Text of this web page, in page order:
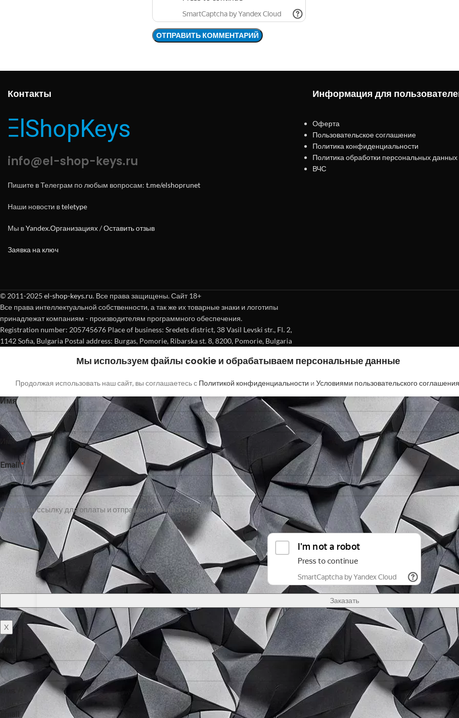
Контакты
info@el-shop-keys.ru
Пишите в Телеграм по любым вопросам: t.me/elshoprunet
Наши новости вteletype
Мы вYandex.Организациях/Оставить отзыв
Заявка на ключ
Информация для
Оферта
Пользовательское соглашение
Политика конфиденциальности
Политика обработки персональных данных
ВЧС
© 2011-2025 el-shop-keys.ru. Все права защищены. Сайт 18+
Все права интеллектуальной собственности, а так же их товарные знаки и логотипы
принадлежат компаниям - производителям программного обеспечения.
Registration number: 205745676 Place of business: Sredets district, 38 Vasil Levski str., Fl. 2,
1142 Sofia, Bulgaria Postal address: Burgas, Pomorie, Ribarska st. 8, 8200, Pomorie, Bulgaria
Мы используем файлы cookie и обрабатываем персональные данные
Продолжая использовать наш сайт, вы соглашаетесь с Политикой конфиденциальности и Условиями пользовательского соглашения
Покупка без регистрации
"обозначает обязательные поля
Имя
Имя
Email *
Отправим ссылку для оплаты и отправим ключ на этот email
X
Email